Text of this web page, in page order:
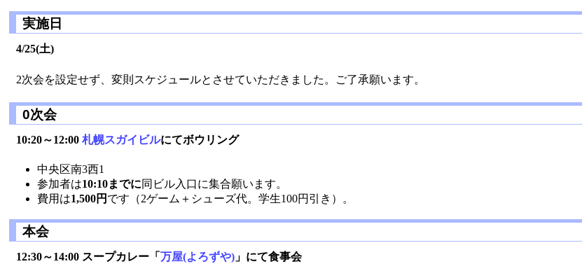
実施日
4/25(土)
2次会を設定せず、変則スケジュールとさせていただきました。ご了承願います。
0次会
10:20～12:00 札幌スガイビルにてボウリング
中央区南3西1
参加者は10:10までに同ビル入口に集合願います。
費用は1,500円 です（2ゲーム＋シューズ代。学生100円引き）。
本会
12:30～14:00 スープカレー「 万屋(よろずや) 」にて食事会